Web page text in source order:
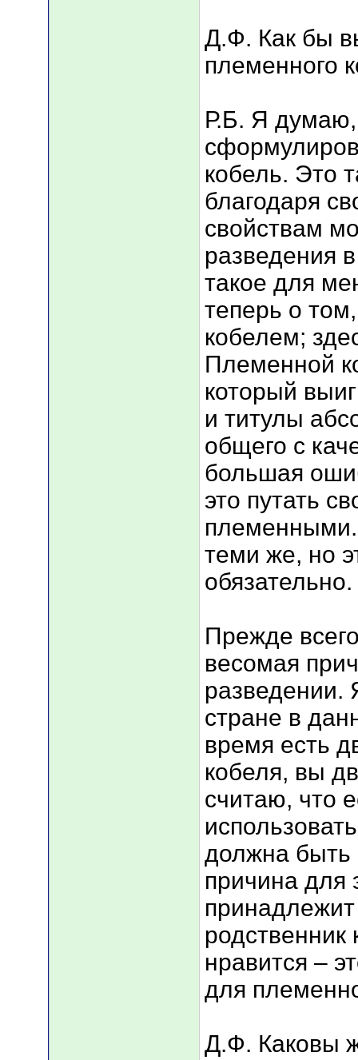
Д.Ф. Как бы
племенного
Р.Б. Я думаю,
кобель. Это
благодаря
свойствам
разведения
такое для
теперь о
кобелем;
Племенной
который
и титулы
общего с
большая
это путать
теми же, но
обязательно.
Прежде
весомая
разведении.
стране в
время есть
кобеля, вы
считаю, что
должна быть
причина для
родственник
нравится –
для
Д.Ф. Каковы